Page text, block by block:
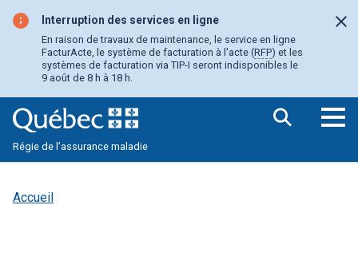
contenu
principal
Interruption des services en ligne
En raison de travaux de maintenance, le service en ligne
FacturActe, le système de facturation à l'acte (RFP) et les
systèmes de facturation via TIP-I seront indisponibles le
9 août de 8 h à 18 h.
Régie de l’assurance maladie
Accueil